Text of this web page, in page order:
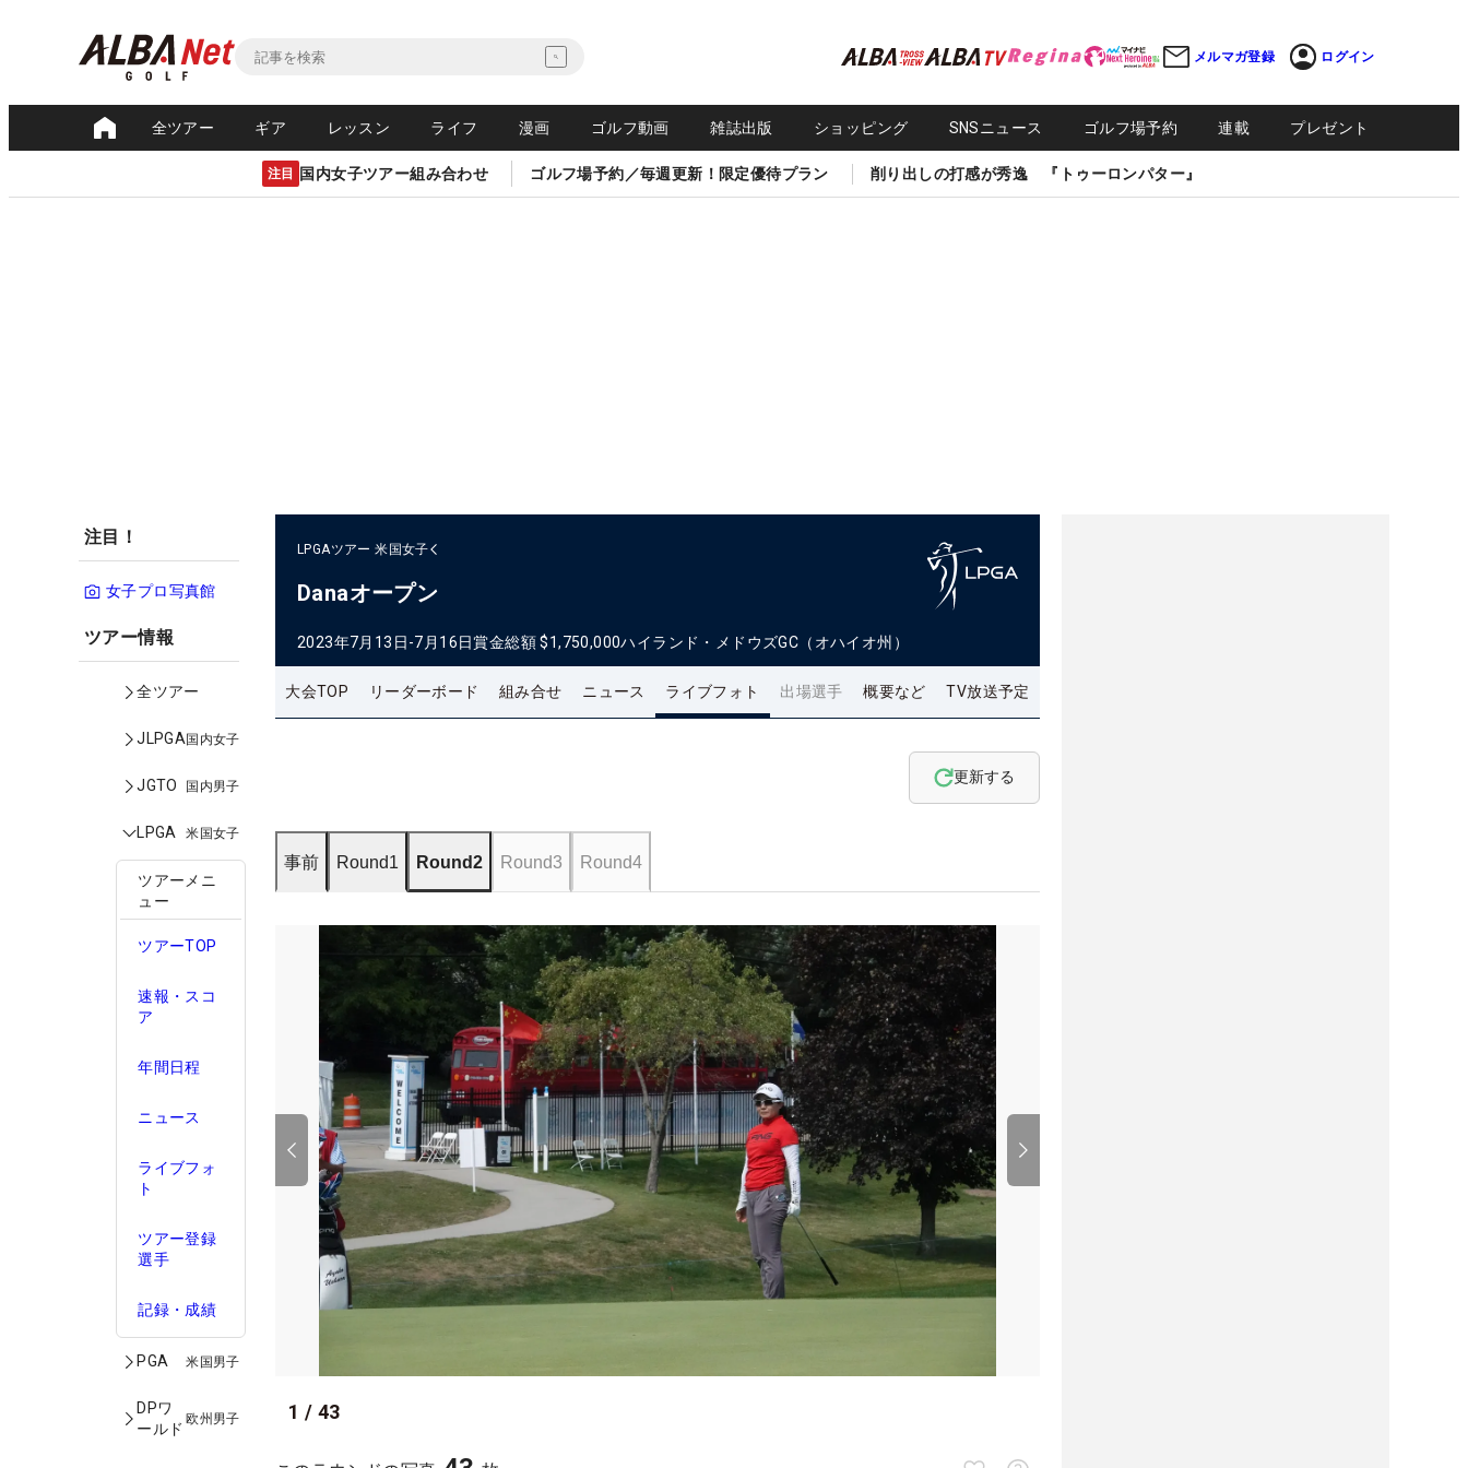
メルマガ登録 ログイン
全ツアー ギア レッスン ライフ 漫画 ゴルフ動画 雑誌出版 ショッピング SNSニュース ゴルフ場予約 連載 プレゼント
注目 国内女子ツアー組み合わせ ゴルフ場予約／毎週更新！限定優待プラン 削り出しの打感が秀逸 『トゥーロンパター』
注目！
女子プロ写真館
ツアー情報
全ツアー
JLPGA国内女子
JGTO 国内男子
LPGA 米国女子
ツアーメニ
ュー
ツアーTOP
速報・スコ
ア
年間日程
ニュース
ライブフォ
ト
ツアー登録
選手
記録・成績
PGA 米国男子
DPワ
ールド
欧州男子
LPGAツアー 米国女子
Danaオープン
2023年7月13日-7月16日賞金総額 $1,750,000ハイランド・メドウズGC（オハイオ州）
大会TOP リーダーボード 組み合せ ニュース ライブフォト 出場選手 概要など TV放送予定
更新する
事前 Round1 Round2 Round3 Round4
1 / 43